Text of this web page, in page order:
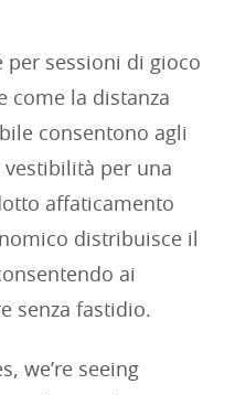
per sessioni di gioco
come la distanza
consentono agli
per una
affaticamento
distribuisce il
ai
senza fastidio.
we’re seeing